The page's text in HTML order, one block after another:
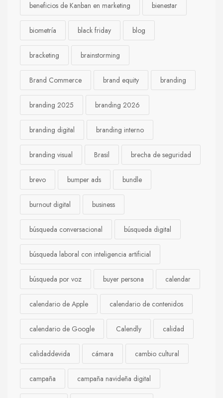
beneficios de Kanban en marketing bienestar
biometría black friday blog
bracketing brainstorming
Brand Commerce brand equity branding
branding 2025 branding 2026
branding digital branding interno
branding visual Brasil brecha de seguridad
brevo bumper ads bundle
burnout digital business
búsqueda conversacional búsqueda digital
búsqueda laboral con inteligencia artificial
búsqueda por voz buyer persona calendar
calendario de Apple calendario de contenidos
calendario de Google Calendly calidad
calidaddevida cámara cambio cultural
campaña campaña navideña digital